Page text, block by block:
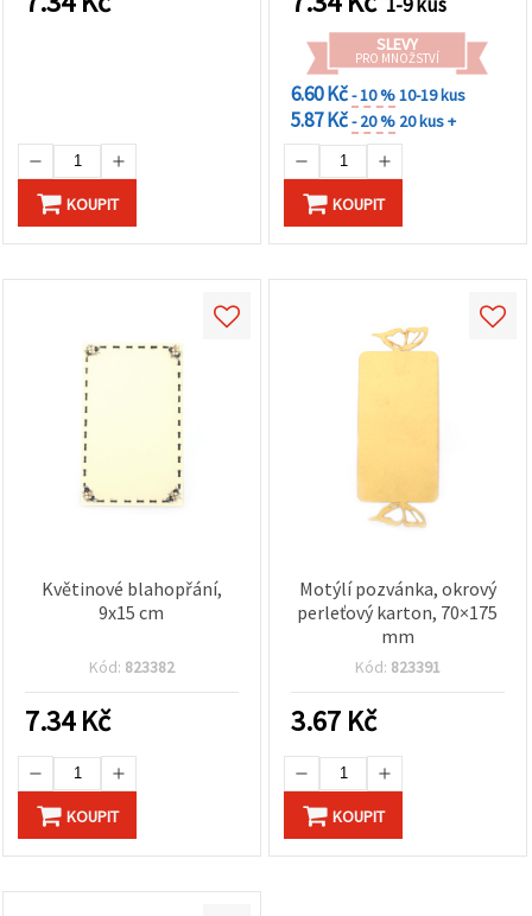
KOUPIT
SLEVY
PRO MNOŽSTVÍ
6.60 Kč- 10 %10-19 kus
5.87 Kč- 20 % 20 kus +
KOUPIT
Květinové blahopřání,
9x15 cm
Kód: 823382
7.34Kč
KOUPIT
Motýlí pozvánka, okrový
perleťový karton, 70×175
mm
Kód: 823391
3.67 Kč
KOUPIT